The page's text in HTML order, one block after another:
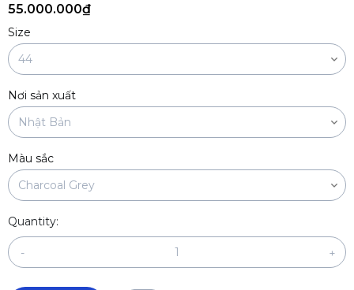
55.000.000₫
Size
Nơi sản xuất
Màu sắc
Quantity:
- +